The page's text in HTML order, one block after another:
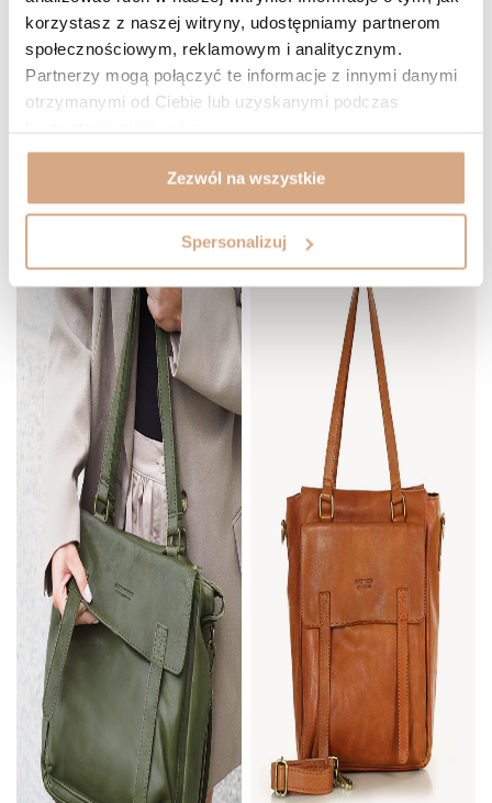
korzystasz z naszej witryny, udostępniamy partnerom
społecznościowym, reklamowym i analitycznym.
Partnerzy mogą połączyć te informacje z innymi danymi
otrzymanymi od Ciebie lub uzyskanymi podczas
Zezwól na wszystkie
Spersonalizuj
(2)
Torebka skórzana shopper
DO KOSZYKA
(2)
Torebka skórzana shopper